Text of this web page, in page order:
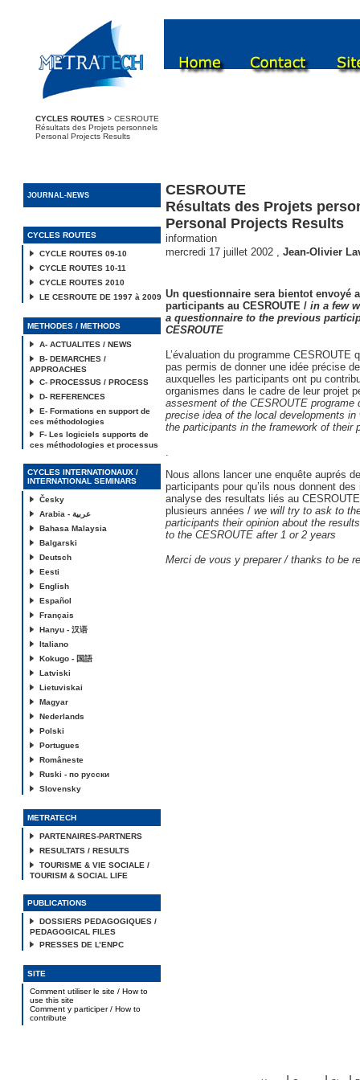
CYCLES ROUTES > CESROUTE
Résultats des Projets personnels
Personal Projects Results
JOURNAL-NEWS
CYCLES ROUTES
CYCLE ROUTES 09-10
CYCLE ROUTES 10-11
CYCLE ROUTES 2010
LE CESROUTE DE 1997 à 2009
METHODES / METHODS
A- ACTUALITES / NEWS
B- DEMARCHES /
APPROACHES
C- PROCESSUS / PROCESS
D- REFERENCES
E- Formations en support de
ces méthodologies
F- Les logiciels supports de
ces méthodologies et processus
CYCLES INTERNATIONAUX /
INTERNATIONAL SEMINARS
Česky
Arabia - عربية
Bahasa Malaysia
Balgarski
Deutsch
Eesti
English
Español
Français
Hanyu - 汉语
Italiano
Kokugo - 国語
Latviski
Lietuviskai
Magyar
Nederlands
Polski
Portugues
Româneste
Ruski - по русски
Slovensky
METRATECH
PARTENAIRES-PARTNERS
RESULTATS / RESULTS
TOURISME & VIE SOCIALE /
TOURISM & SOCIAL LIFE
PUBLICATIONS
DOSSIERS PEDAGOGIQUES /
PEDAGOGICAL FILES
PRESSES DE L’ENPC
SITE
Comment utiliser le site / How to
use this site
Comment y participer / How to
contribute
CESROUTE
Résultats des Projets
Personal Projects Results
information
mercredi 17 juillet 2002 , Jean-Olivier
Un questionnaire sera bientot envoyé
participants au CESROUTE / in a few
a questionnaire to the previous
CESROUTE
L’évaluation du programme CESROUTE
pas permis de donner une idée précise
auxquelles les participants ont pu
organismes dans le cadre de leur projet
assesment of the CESROUTE programe
precise idea of the local developments in
the participants in the framework of their
.
Nous allons lancer une enquête auprés
participants pour qu’ils nous donnent
analyse des resultats liés au
plusieurs années / we will try to ask to
participants their opinion about the
to the CESROUTE after 1 or 2 years
Merci de vous y preparer / thanks to be